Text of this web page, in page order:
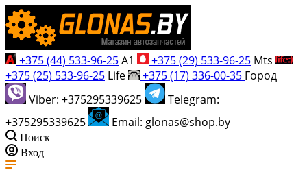
+375 (44) 533-96-25A1 +375 (29) 533-96-25 Mts
+375 (25) 533-96-25 Life +375 (17) 336-00-35 Город
Viber: +375295339625
Telegram:
+375295339625
Email: glonas@shop.by
Поиск
Вход